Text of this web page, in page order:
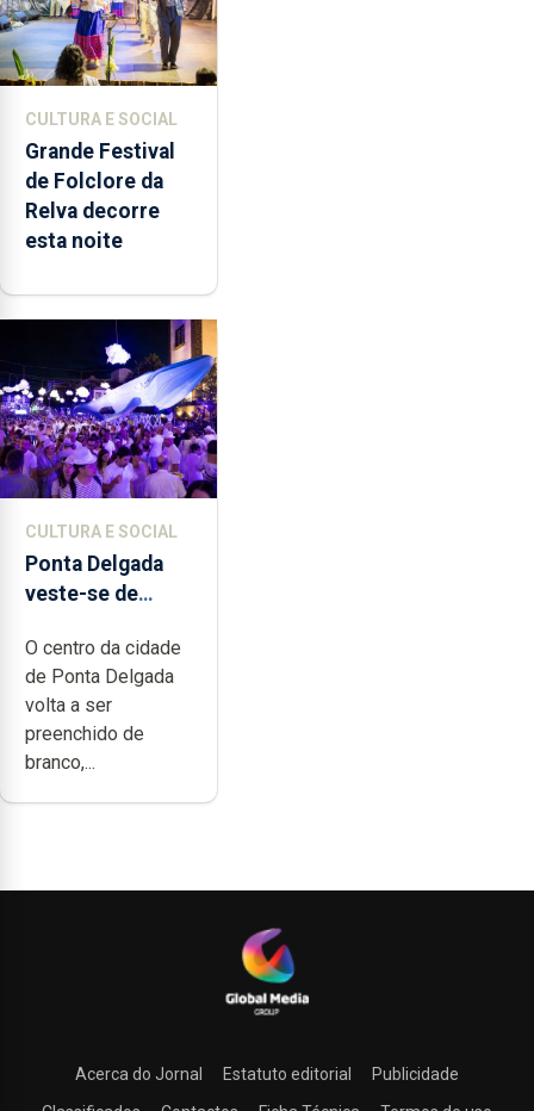
CULTURA E SOCIAL
Grande Festival
de Folclore da
Relva decorre
esta noite
CULTURA E SOCIAL
Ponta Delgada
veste-se de
O centro da cidade
de Ponta Delgada
volta a ser
preenchido de
branco,...
Acerca do Jornal Estatuto editorial
Publicidade